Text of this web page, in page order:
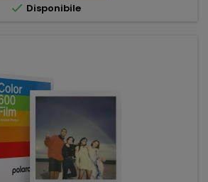
 Disponibile